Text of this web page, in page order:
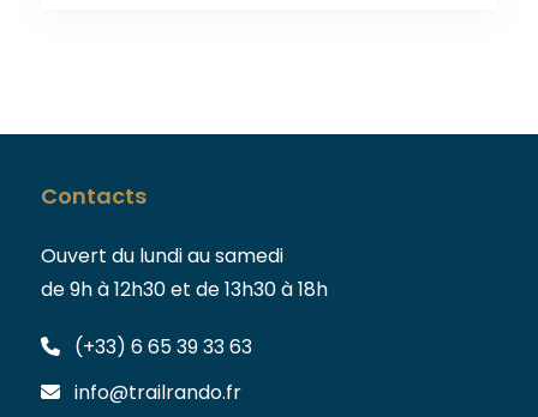
Contacts
Ouvert du lundi au samedi
de 9h à 12h30 et de 13h30 à 18h
(+33) 6 65 39 33 63
info@trailrando.fr